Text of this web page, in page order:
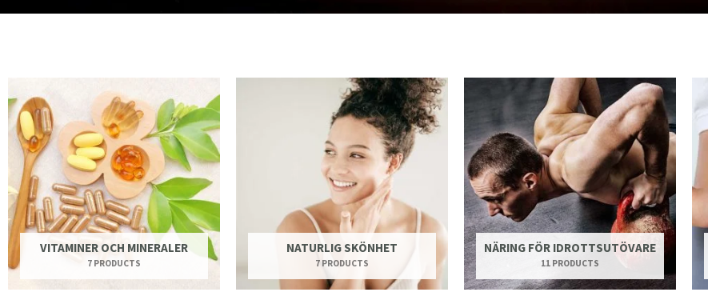
VITAMINER OCH MINERALER
7 PRODUCTS
NATURLIG SKÖNHET
7 PRODUCTS
NÄRING FÖR IDROTTSUTÖVARE
11 PRODUCTS